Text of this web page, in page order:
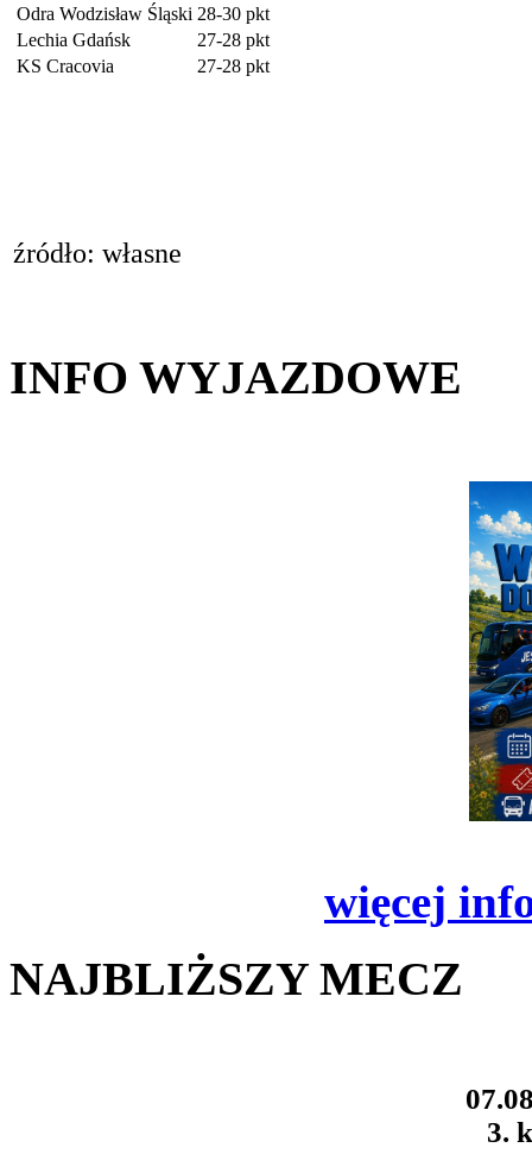
Odra Wodzisław Śląski 28-30 pkt
Lechia Gdańsk
27-28 pkt
KS Cracovia
27-28 pkt
źródło: własne
INFO WYJAZDOWE
więcej
NAJBLIŻSZY MECZ
3.